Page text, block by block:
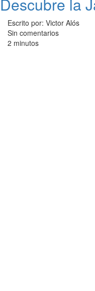
Escrito por: Victor Alós
Sin comentarios
2 minutos